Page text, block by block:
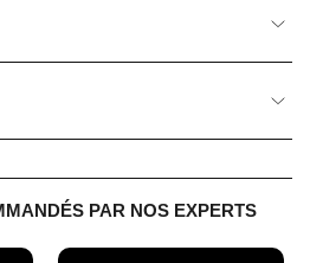
PAR NOS EXPERTS